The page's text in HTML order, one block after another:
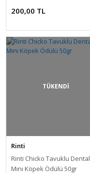
200,00 TL
TÜKENDİ
Rinti
Rinti Chicko Tavuklu Dental
Mını Köpek Ödülü 50gr